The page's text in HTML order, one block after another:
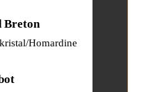
Breton
Homardine